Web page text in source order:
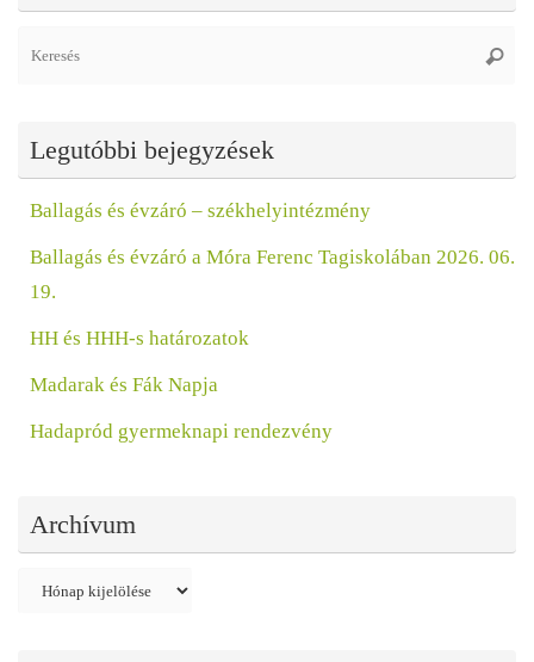
Legutóbbi bejegyzések
Ballagás és évzáró – székhelyintézmény
Ballagás és évzáró a Móra Ferenc Tagiskolában 2026. 06.
19.
HH és HHH-s határozatok
Madarak és Fák Napja
Hadapród gyermeknapi rendezvény
Archívum
Archívum